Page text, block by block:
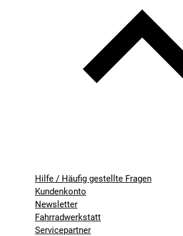
Hilfe / Häufig gestellte Fragen
Kundenkonto
Newsletter
Fahrradwerkstatt
Servicepartner